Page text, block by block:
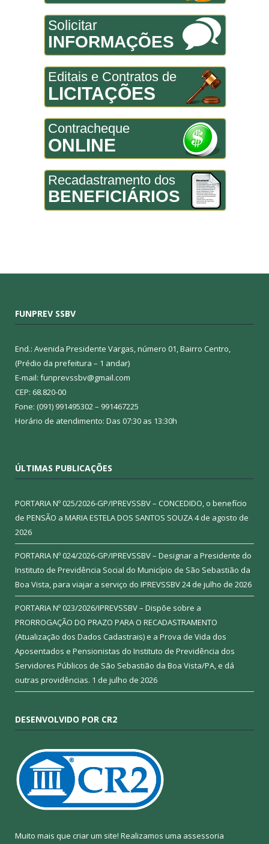
Solicitar
INFORMAÇÕES
Editais e Contratos de
LICITAÇÕES
Contracheque
ONLINE
Recadastramento dos
BENEFICIÁRIOS
FUNPREV SSBV
End.: Avenida Presidente Vargas, número 01, Bairro Centro,
(Prédio da prefeitura – 1 andar)
E-mail: funprevssbv@gmail.com
CEP: 68.820-00
Fone: (091) 991495302 – 991467225
Horário de atendimento: Das 07:30 as 13:30h
ÚLTIMAS PUBLICAÇÕES
PORTARIA Nº 025/2026-GP/IPREVSSBV – CONCEDIDO, o benefício
de PENSÃO a MARIA ESTELA DOS SANTOS SOUZA4 de agosto de
2026
PORTARIA Nº 024/2026-GP/IPREVSSBV – Designar a Presidente do
Instituto de Previdência Social do Município de São Sebastião da
Boa Vista, para viajar a serviço do IPREVSSBV24 de julho de 2026
PORTARIA Nº 023/2026/IPREVSSBV – Dispõe sobre a
PRORROGAÇÃO DO PRAZO PARA O RECADASTRAMENTO
(Atualização dos Dados Cadastrais) e a Prova de Vida dos
Aposentados e Pensionistas do Instituto de Previdência dos
Servidores Públicos de São Sebastião da Boa Vista/PA, e dá
outras providências. 1 de julho de 2026
DESENVOLVIDO POR CR2
Muito mais que criar um site! Realizamos uma assessoria